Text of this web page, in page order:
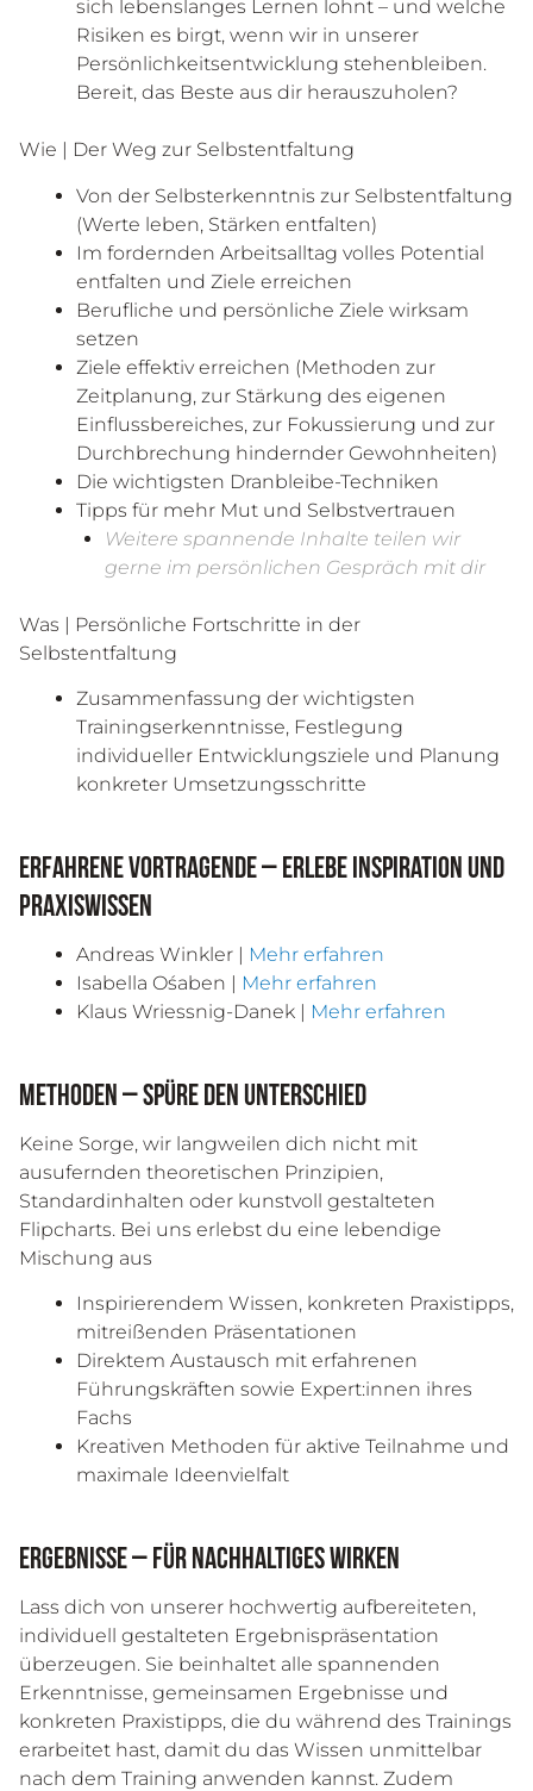
sich lebenslanges Lernen lohnt – und welche
Risiken es birgt, wenn wir in unserer
Persönlichkeitsentwicklung stehenbleiben.
Bereit, das Beste aus dir herauszuholen?
Wie | Der Weg zur Selbstentfaltung
Von der Selbsterkenntnis zur Selbstentfaltung
(Werte leben, Stärken entfalten)
Im fordernden Arbeitsalltag volles Potential
entfalten und Ziele erreichen
Berufliche und persönliche Ziele wirksam
setzen
Ziele effektiv erreichen (Methoden zur
Zeitplanung, zur Stärkung des eigenen
Einflussbereiches, zur Fokussierung und zur
Durchbrechung hindernder Gewohnheiten)
Die wichtigsten Dranbleibe-Techniken
Tipps für mehr Mut und Selbstvertrauen
Weitere spannende Inhalte teilen wir
gerne im persönlichen Gespräch mit dir
Was | Persönliche Fortschritte in der
Selbstentfaltung
Zusammenfassung der wichtigsten
Trainingserkenntnisse, Festlegung
individueller Entwicklungsziele und Planung
konkreter Umsetzungsschritte
Erfahrene Vortragende – Erlebe Inspiration und
Praxiswissen
Andreas Winkler | Mehr erfahren
Isabella Ośaben | Mehr erfahren
Klaus Wriessnig-Danek | Mehr erfahren
Methoden – Spüre den Unterschied
Keine Sorge, wir langweilen dich nicht mit
ausufernden theoretischen Prinzipien,
Standardinhalten oder kunstvoll gestalteten
Flipcharts. Bei uns erlebst du eine lebendige
Mischung aus
Inspirierendem Wissen, konkreten Praxistipps,
mitreißenden Präsentationen
Direktem Austausch mit erfahrenen
Führungskräften sowie Expert:innen ihres
Fachs
Kreativen Methoden für aktive Teilnahme und
maximale Ideenvielfalt
Ergebnisse – für nachhaltiges Wirken
Lass dich von unserer hochwertig aufbereiteten,
individuell gestalteten Ergebnispräsentation
überzeugen. Sie beinhaltet alle spannenden
Erkenntnisse, gemeinsamen Ergebnisse und
konkreten Praxistipps, die du während des Trainings
erarbeitet hast, damit du das Wissen unmittelbar
nach dem Training anwenden kannst. Zudem